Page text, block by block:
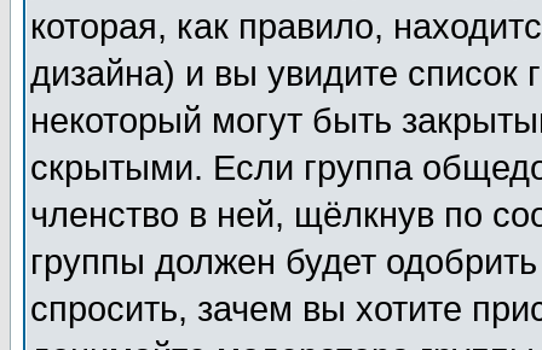
которая, как правило,
дизайна) и вы увидите список
некоторый могут быть
скрытыми. Если группа
членство в ней, щёлкнув по
группы должен будет
спросить, зачем вы хотите